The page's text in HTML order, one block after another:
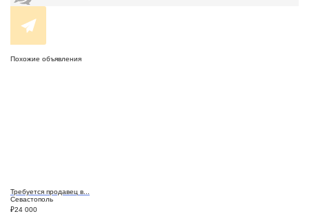
Похожие объявления
Требуется продавец в...
Севастополь
₽24 000